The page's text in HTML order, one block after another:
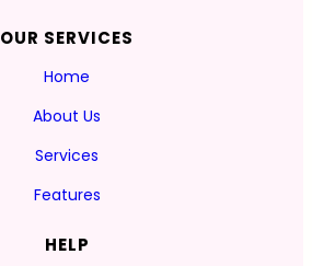
OUR SERVICES
Home
About Us
Services
Features
HELP